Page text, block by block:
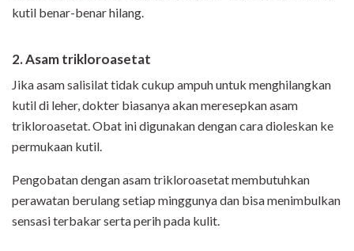
kutil benar-benar hilang.
2. Asam trikloroasetat
Jika asam salisilat tidak cukup ampuh untuk menghilangkan
kutil di leher, dokter biasanya akan meresepkan asam
trikloroasetat. Obat ini digunakan dengan cara dioleskan ke
permukaan kutil.
Pengobatan dengan asam trikloroasetat membutuhkan
perawatan berulang setiap minggunya dan bisa menimbulkan
sensasi terbakar serta perih pada kulit.